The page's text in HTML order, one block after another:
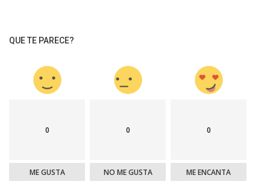
QUE TE PARECE?
0
ME GUSTA
0
NO ME GUSTA
0
ME ENCANTA